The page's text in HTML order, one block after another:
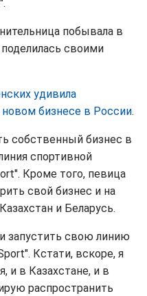
побывала в
своими
удивила
бизнесе в России.
собственный бизнес в
спортивной
Кроме того, певица
свой бизнес и на
и Беларусь.
запустить свою линию
Кстати, вскоре, я
и в Казахстане, и в
распространить